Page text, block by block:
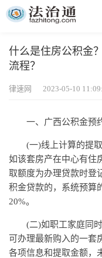
什么是住房公积金
流程？
律速网 2023-05-10
一、广西公积金预
(一)线上计算的提
如该套房产在中心有住
取额度为办理贷款时登
积金贷款的，系统预算
20%。
(二)如职工家庭同
可办理最新购入的一套
各项信息和提取金额，